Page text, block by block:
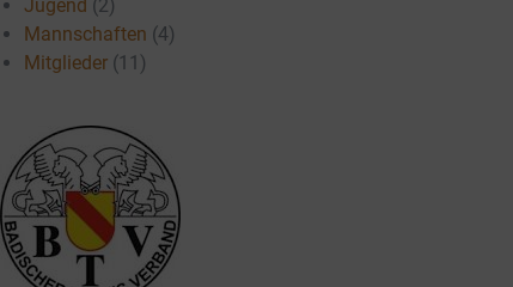
Jugend (2)
Mannschaften (4)
Mitglieder (11)